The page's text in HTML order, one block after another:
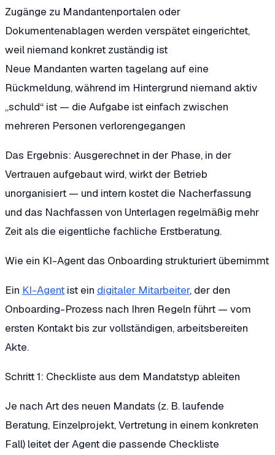
Zugänge zu Mandantenportalen oder
Dokumentenablagen werden verspätet eingerichtet,
weil niemand konkret zuständig ist
Neue Mandanten warten tagelang auf eine
Rückmeldung, während im Hintergrund niemand aktiv
„schuld“ ist — die Aufgabe ist einfach zwischen
mehreren Personen verlorengegangen
Das Ergebnis: Ausgerechnet in der Phase, in der
Vertrauen aufgebaut wird, wirkt der Betrieb
unorganisiert — und intern kostet die Nacherfassung
und das Nachfassen von Unterlagen regelmäßig mehr
Zeit als die eigentliche fachliche Erstberatung.
Wie ein KI-Agent das Onboarding strukturiert übernimmt
Ein KI-Agent ist ein digitaler Mitarbeiter, der den
Onboarding-Prozess nach Ihren Regeln führt — vom
ersten Kontakt bis zur vollständigen, arbeitsbereiten
Akte.
Schritt 1: Checkliste aus dem Mandatstyp ableiten
Je nach Art des neuen Mandats (z. B. laufende
Beratung, Einzelprojekt, Vertretung in einem konkreten
Fall) leitet der Agent die passende Checkliste